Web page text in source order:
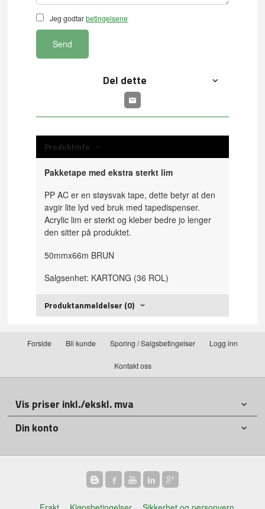
Jeg godtarbetingelsene
Send
Del dette
Produktinfo
Pakketape med ekstra sterkt lim
PP AC er en støysvak tape, dette betyr at den
avgir lite lyd ved bruk med tapedispenser.
Acrylic lim er sterkt og kleber bedre jo lenger
den sitter på produktet.
50mmx66m BRUN
Salgsenhet: KARTONG (36 ROL)
Produktanmeldelser (0)
Forside Bli kunde Sporing / Salgsbetingelser Logg inn
Kontakt oss
Vis priser inkl./ekskl. mva
Din konto